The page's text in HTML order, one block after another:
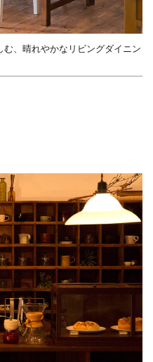
、晴れやかなリビングダイニン